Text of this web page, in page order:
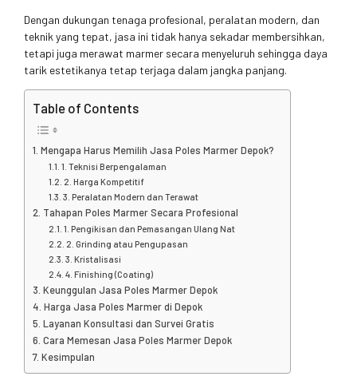
Dengan dukungan tenaga profesional, peralatan modern, dan
teknik yang tepat, jasa ini tidak hanya sekadar membersihkan,
tetapi juga merawat marmer secara menyeluruh sehingga daya
tarik estetikanya tetap terjaga dalam jangka panjang.
Table of Contents
Mengapa Harus Memilih Jasa Poles Marmer Depok?
1. Teknisi Berpengalaman
2. Harga Kompetitif
3. Peralatan Modern dan Terawat
Tahapan Poles Marmer Secara Profesional
1. Pengikisan dan Pemasangan Ulang Nat
2. Grinding atau Pengupasan
3. Kristalisasi
4. Finishing (Coating)
Keunggulan Jasa Poles Marmer Depok
Harga Jasa Poles Marmer di Depok
Layanan Konsultasi dan Survei Gratis
Cara Memesan Jasa Poles Marmer Depok
Kesimpulan